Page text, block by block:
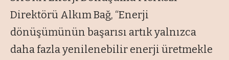
Direktörü Alkım Bağ, “Enerji
dönüşümünün başarısı artık yalnızca
daha fazla yenilenebilir enerji üretmekle